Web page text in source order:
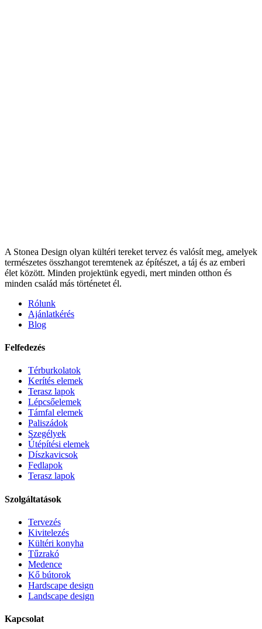
A Stonea Design olyan kültéri tereket tervez és valósít meg, amelyek
természetes összhangot teremtenek az építészet, a táj és az emberi
élet között. Minden projektünk egyedi, mert minden otthon és
minden család más történetet él.
Rólunk
Ajánlatkérés
Blog
Felfedezés
Térburkolatok
Kerítés elemek
Terasz lapok
Lépcsőelemek
Támfal elemek
Paliszádok
Szegélyek
Útépítési elemek
Díszkavicsok
Fedlapok
Terasz lapok
Szolgáltatások
Tervezés
Kivitelezés
Kültéri konyha
Tűzrakó
Medence
Kő bútorok
Hardscape design
Landscape design
Kapcsolat